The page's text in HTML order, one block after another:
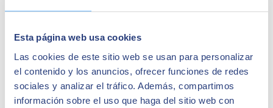
Esta página web usa cookies
Las cookies de este sitio web se usan para personalizar
el contenido y los anuncios, ofrecer funciones de redes
sociales y analizar el tráfico. Además, compartimos
información sobre el uso que haga del sitio web con